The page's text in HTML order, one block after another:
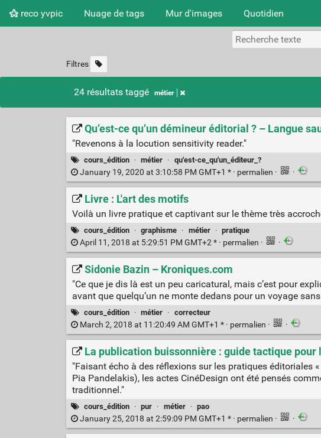
reco yvpic Nuage de tags Mur d'images Quotidien
Filtres
24 résultats taggé métier
Qu’est-ce qu’un démineur éditorial ? – Langue
"Revenons à la locution sensitivity reader."
cours_édition · métier · qu'est-ce_qu'un_éditeur_?
January 19, 2020 at 3:10:58 PM GMT+1 * · permalien · ·
Livre : L'art des motifs
Voilà un livre pratique et captivant sur le thème très
cours_édition · graphisme · métier · pratique
April 11, 2018 at 5:29:51 PM GMT+2 * · permalien · ·
Sidonie Bazin – Kroniques.com
"Ce que je dis là est un peu caricatural, mais c’est pour
avant que quelqu’un ne monte dedans pour un voyage
cours_édition · métier · correcteur
March 2, 2018 at 11:20:49 AM GMT+1 * · permalien · ·
La publication buissonnière : guide tactique
"Faisant écho à des réflexions sur les pratiques éditoriales
Pia Pandelakis), les actes CinéDesign ont été pensés
traditionnel."
cours_édition · pur · métier · pao
January 25, 2018 at 2:59:09 PM GMT+1 * · permalien · ·